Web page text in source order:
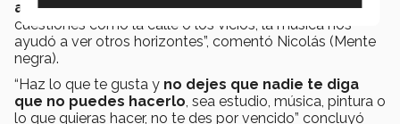
arte, porque eso nos ayudó a nosotros a alejarnos de
cuestiones como la calle o los vicios; la música nos
ayudó a ver otros horizontes”, comentó Nicolás (Mente
negra).
“Haz lo que te gusta y no dejes que nadie te diga
que no puedes hacerlo, sea estudio, música, pintura o
lo que quieras hacer, no te des por vencido” concluyó